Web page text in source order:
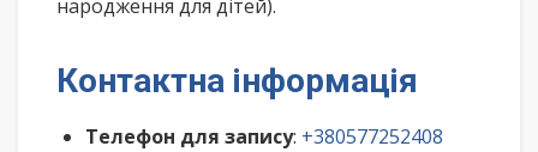
народження для дітей).
Контактна інформація
Телефон для запису: +380577252408